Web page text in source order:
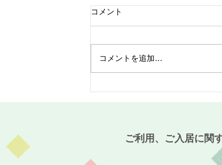
コメント
コメントを追加…
ご利用、ご入居に関